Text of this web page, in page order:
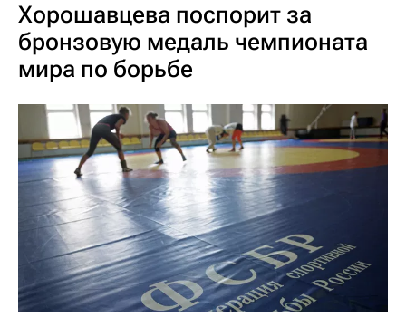
Хорошавцева поспорит за
бронзовую медаль чемпионата
мира по борьбе